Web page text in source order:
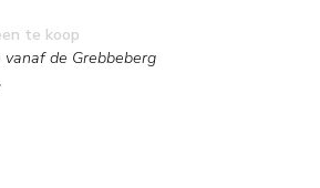
te koop
vanaf de Grebbeberg